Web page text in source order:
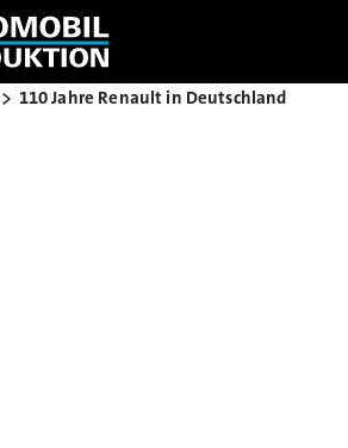
110 Jahre Renault in Deutschland